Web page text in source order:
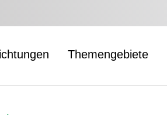
Themengebiete